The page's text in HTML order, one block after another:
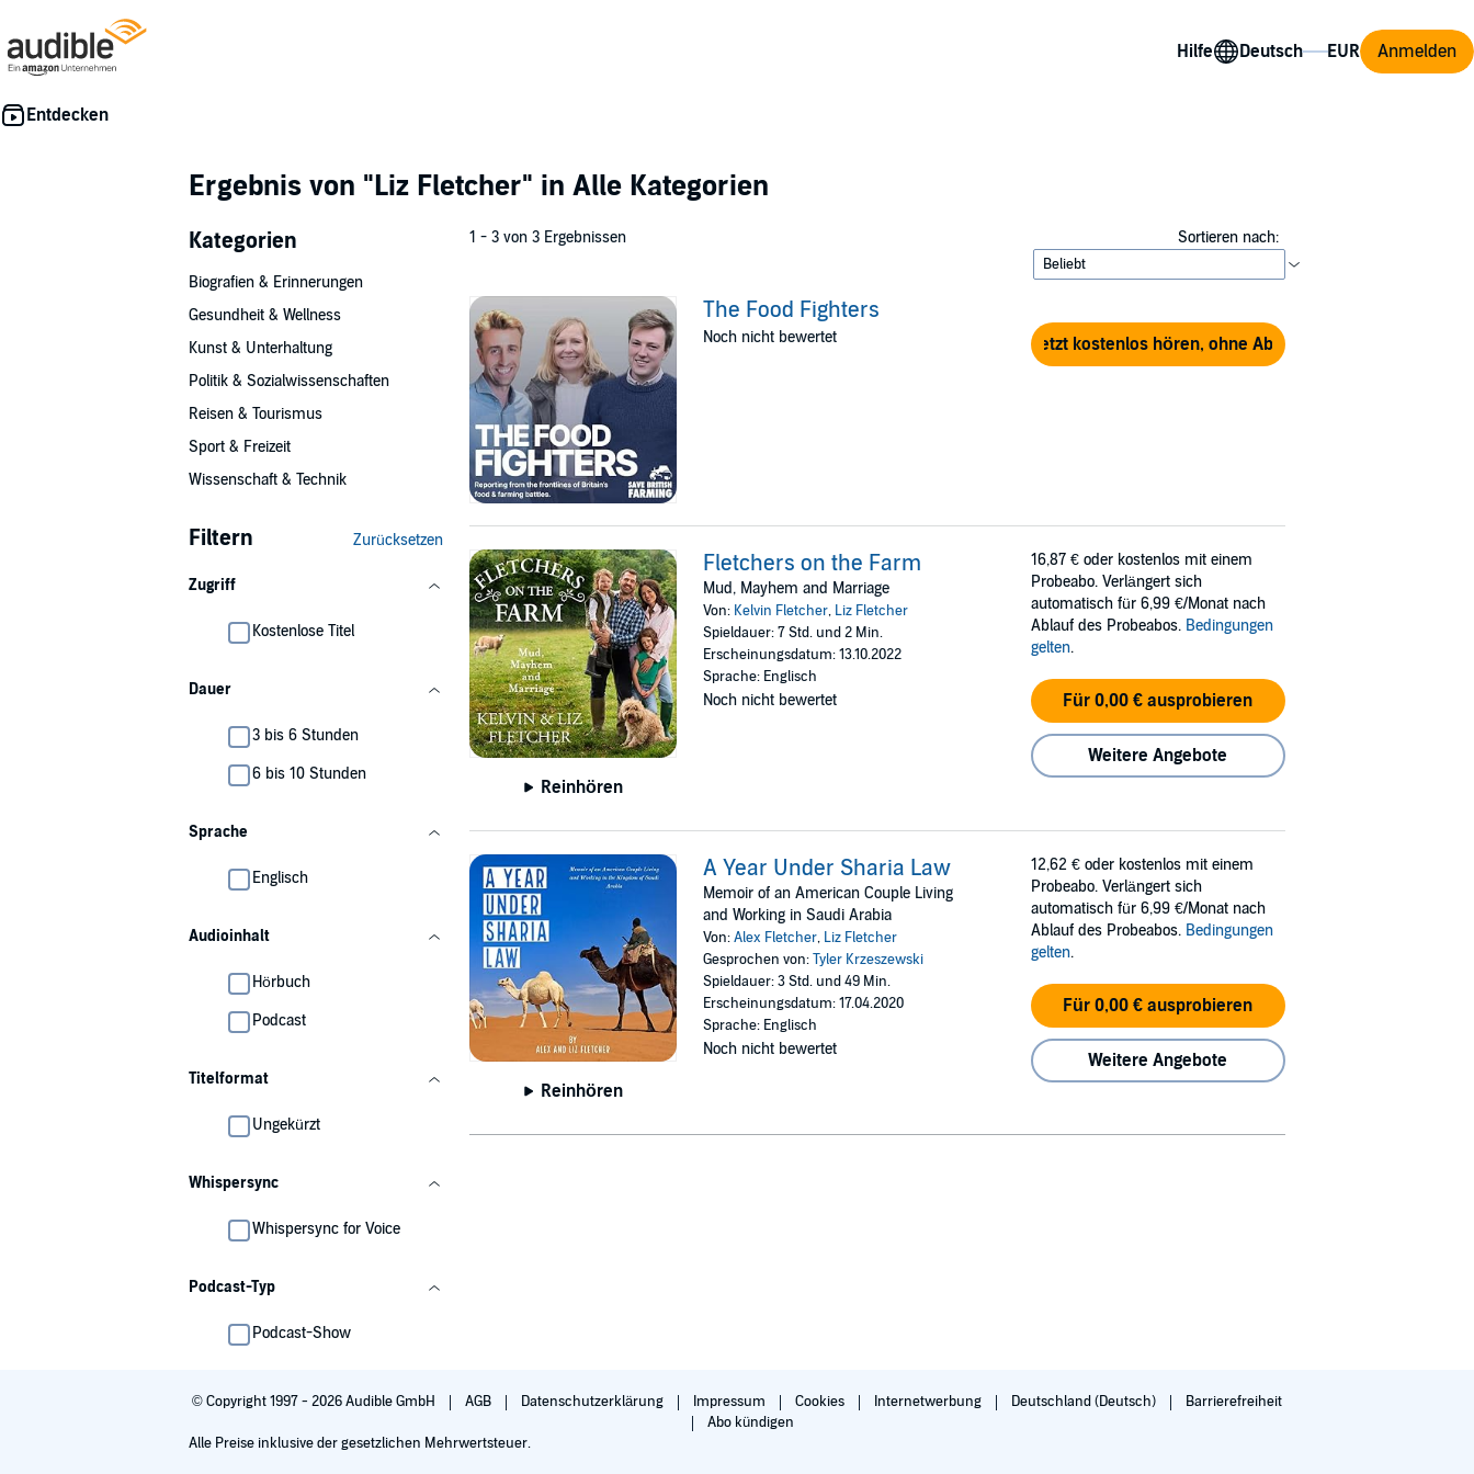
Hilfe Anmelden
Ergebnis von "Liz Fletcher" in Alle Kategorien
Kategorien
Biografien & Erinnerungen
Gesundheit & Wellness
Kunst & Unterhaltung
Politik & Sozialwissenschaften
Reisen & Tourismus
Sport & Freizeit
Wissenschaft & Technik
Filtern Zurücksetzen
Zugriff
Kostenlose Titel
Dauer
3 bis 6 Stunden
6 bis 10 Stunden
Sprache
Englisch
Audioinhalt
Hörbuch
Podcast
Titelformat
Ungekürzt
Whispersync
Whispersync for Voice
Podcast-Typ
Podcast-Show
1 - 3 von 3 Ergebnissen Sortieren nach:
The Food Fighters
Noch nicht bewertet Jetzt kostenlos hören, ohne Abo
Reinhören
Fletchers on the Farm
Mud, Mayhem and Marriage
Von: Kelvin Fletcher, Liz Fletcher
Spieldauer: 7 Std. und 2 Min.
Erscheinungsdatum: 13.10.2022
Sprache: Englisch
Noch nicht bewertet
16,87 € oder kostenlos mit einem
Probeabo. Verlängert sich
automatisch für 6,99 €/Monat nach
Ablauf des Probeabos. Bedingungen
gelten.
Für 0,00 € ausprobieren
Weitere Angebote
Reinhören
A Year Under Sharia Law
Memoir of an American Couple Living
and Working in Saudi Arabia
Von:Alex Fletcher, Liz Fletcher
Gesprochen von:Tyler Krzeszewski
Spieldauer: 3 Std. und 49 Min.
Erscheinungsdatum: 17.04.2020
Sprache: Englisch
Noch nicht bewertet
12,62 € oder kostenlos mit einem
Probeabo. Verlängert sich
automatisch für 6,99 €/Monat nach
Ablauf des Probeabos. Bedingungen
gelten.
Für 0,00 € ausprobieren
Weitere Angebote
© Copyright 1997 - 2026 Audible GmbH AGB Datenschutzerklärung Impressum Cookies Internetwerbung Deutschland (Deutsch)
Barrierefreiheit
Abo kündigen
Alle Preise inklusive der gesetzlichen Mehrwertsteuer.